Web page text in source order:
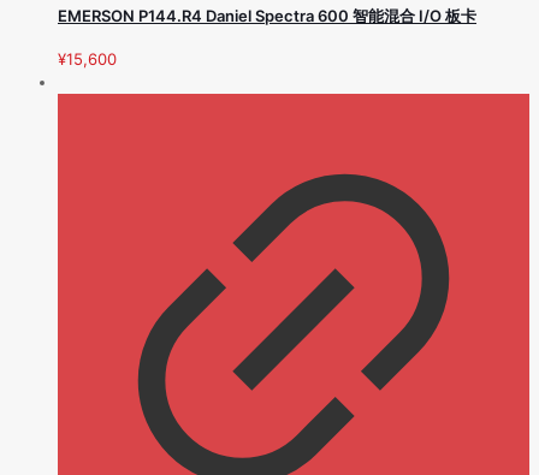
EMERSON P144.R4 Daniel Spectra 600 智能混合 I/O 板卡
¥15,600